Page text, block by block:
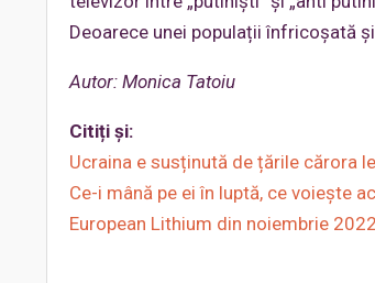
Deoarece unei populații înfricoșată
Autor: Monica Tatoiu
Citiți și:
Ucraina e susținută de țările cărora
Ce-i mână pe ei în luptă, ce voiește
European Lithium din noiembrie